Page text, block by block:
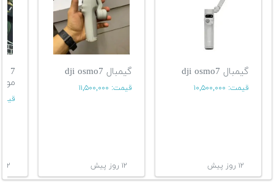
گیمبال dji osmo7
قیمت: ۱۰,۵۰۰,۰۰۰
۱۲ روز پیش
گیمبال dji osmo7
قیمت: ۱۱,۵۰۰,۰۰۰
۱۲ روز پیش ۱۲ روز پیش